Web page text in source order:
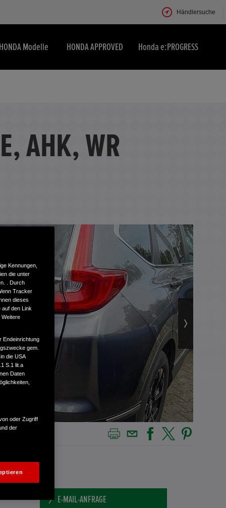
Händlersuche
Modelle HONDA APPROVED Honda e:PROGRESS
AHK, WR
E-MAIL-ANFRAGE
Kennungen,
die unter
. Durch
Tracker
dieses
auf den Link
Weitere
Endeinrichtung
gem.
die USA
S.1 lit.a
Daten
oder Zugriff
der